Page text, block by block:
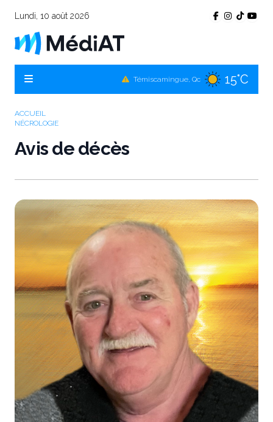
Lundi, 10 août 2026
Témiscamingue, Qc 15°C
15°C
ACCUEIL
NÉCROLOGIE
Avis de décès